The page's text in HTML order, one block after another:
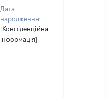
Дата
народження:
[Конфіденційна
інформація]